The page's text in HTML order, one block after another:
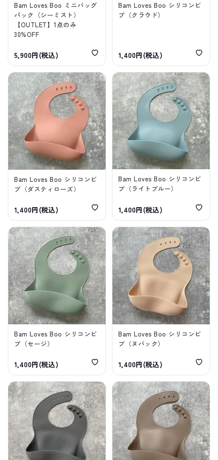
Bam Loves Boo ミニバッグ
パック（シーミスト）
【OUTLET】1点のみ
30%OFF
5,900円(税込)
Bam Loves Boo シリコンビ
ブ（クラウド）
1,400円(税込)
Bam Loves Boo シリコンビ
ブ（ダスティローズ）
1,400円(税込)
Bam Loves Boo シリコンビ
ブ（ライトブルー）
1,400円(税込)
Bam Loves Boo シリコンビ
ブ（セージ）
1,400円(税込)
Bam Loves Boo シリコンビ
ブ（ヌバック）
1,400円(税込)